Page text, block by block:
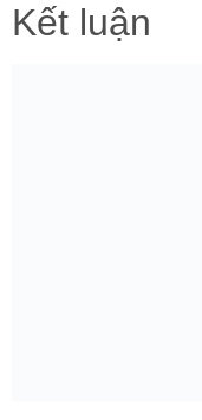
Kết luận